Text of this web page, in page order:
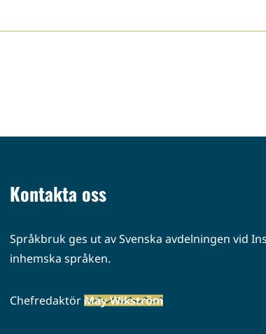
Kontakta oss
Språkbruk ges ut av Svenska avdelningen vid
inhemska språken.
ChefredaktörMay Wikström